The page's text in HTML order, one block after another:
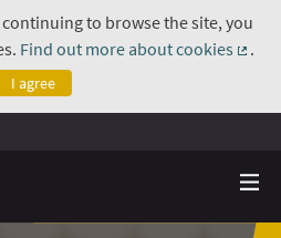
to browse the site, you
Find out more about cookies
.
I agree